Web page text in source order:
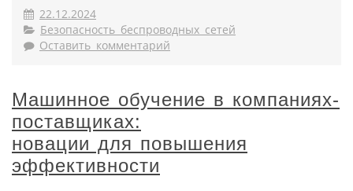
22.12.2024
Безопасность беспроводных сетей
Оставить комментарий
Машинное обучение в компаниях-
поставщиках:
новации для повышения
эффективности